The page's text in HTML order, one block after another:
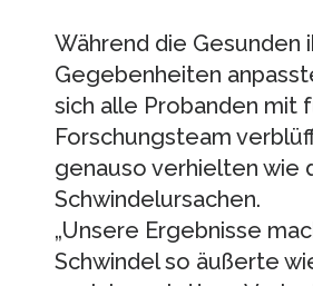
Während die Gesunden
Gegebenheiten
sich alle Probanden mit
Forschungsteam
genauso verhielten wie
Schwindelursachen.
„Unsere Ergebnisse
Schwindel so äußerte